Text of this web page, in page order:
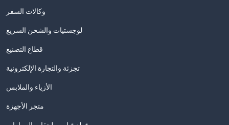
وكالات السفر
لوجستيات والشحن السريع
قطاع التصنيع
تجزئة والتجارة الإلكترونية
الأزياء والملابس
متجر الأجهزة